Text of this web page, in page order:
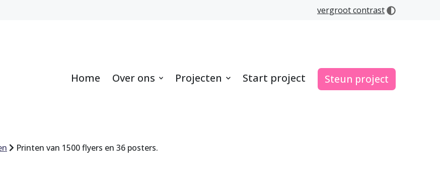
vergroot contrast
Home Over ons Projecten Start project Steun project
Printen van 1500 flyers en 36 posters.